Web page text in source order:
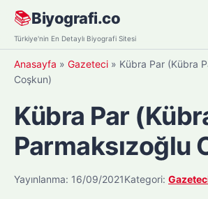
Skip
content
📚Biyografi.co
Türkiye'nin En Detaylı Biyografi Sitesi
Anasayfa » Gazeteci » Kübra Par (Kübra
Coşkun)
Kübra Par
Parmaksızoğlu
Yayınlanma: 16/09/2021Kategori: